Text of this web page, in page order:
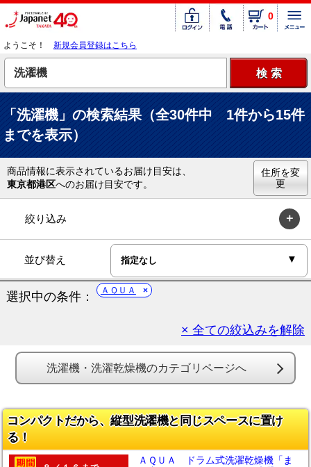
0
ようこそ！ 新規会員登録はこちら
「洗濯機」の検索結果（全30件中 1件から15件
までを表示）
商品情報に表示されているお届け目安は、
東京都港区へのお届け目安です。
住所を変
更
絞り込み
並び替え
選択中の条件： ＡＱＵＡ
× 全ての絞込みを解除
洗濯機・洗濯乾燥機のカテゴリページへ
コンパクトだから、縦型洗濯機と同じスペースに置け
る！
ＡＱＵＡ ドラム式洗濯乾燥機「ま